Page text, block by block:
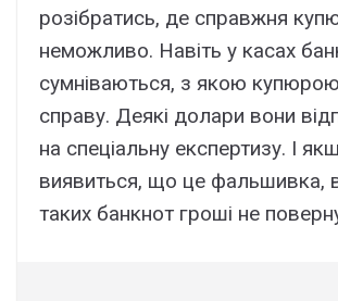
розібратись, де справжня
неможливо. Навіть у касах
сумніваються, з якою
справу. Деякі долари вони
на спеціальну експертизу. І
виявиться, що це фальшивка,
таких банкнот гроші не